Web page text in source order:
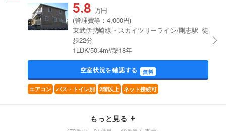
5.8 万円
(管理費等：4,000円)
東武伊勢崎線・スカイツリーライン/剛志駅 徒
歩22分
1LDK/50.4m²/築18年
空室状況を確認する 無料
エアコン バス・トイレ別 2階以上 ネット接続可
もっと見る